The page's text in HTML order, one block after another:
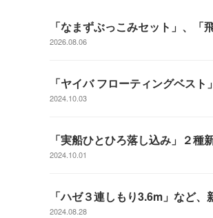
「なまずぶっこみセット」、「
2026.08.06
「ヤイバ フローティングベスト
2024.10.03
「実船ひとひろ落し込み」２種
2024.10.01
「ハゼ３連しもり3.6m」など、
2024.08.28